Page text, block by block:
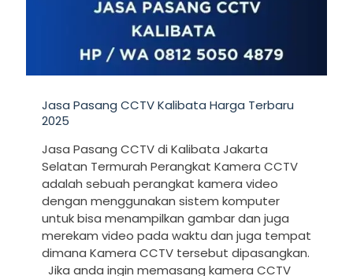
Jasa Pasang CCTV Kalibata Harga Terbaru
2025
Jasa Pasang CCTV di Kalibata Jakarta
Selatan Termurah Perangkat Kamera CCTV
adalah sebuah perangkat kamera video
dengan menggunakan sistem komputer
untuk bisa menampilkan gambar dan juga
merekam video pada waktu dan juga tempat
dimana Kamera CCTV tersebut dipasangkan.
Jika anda ingin memasang kamera CCTV